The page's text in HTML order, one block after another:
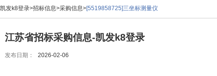
凯发k8登录>招标信息>采购信息>[5519858725]三坐标测量仪
江苏省招标采购信息-凯发k8登录
发布日期： 2026-02-06